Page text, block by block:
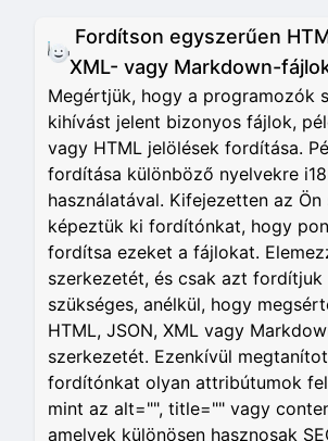
Fordítson egyszerűen
XML- vagy Markdown-
Megértjük, hogy a programozók
kihívást jelent bizonyos fájlok,
vagy HTML jelölések fordítása.
fordítása különböző nyelvekre
használatával. Kifejezetten az Ön
képeztük ki fordítónkat, hogy
fordítsa ezeket a fájlokat.
szerkezetét, és csak azt fordítjuk
szükséges, anélkül, hogy
HTML, JSON, XML vagy
szerkezetét. Ezenkívül
fordítónkat olyan attribútumok
mint az alt="", title="" vagy
amelyek különösen hasznosak